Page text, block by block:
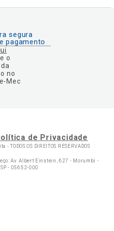
segura
pagamento
o
no
Mec
de Privacidade
-TODOS OS DIREITOS RESERVADOS
Av. Albert Einstein, 627 - Morumbi -
SP - 05652-000